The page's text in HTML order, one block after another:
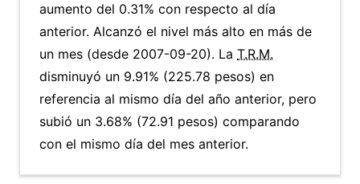
aumento del 0.31% con respecto al día
anterior. Alcanzó el nivel más alto en más de
un mes (desde 2007-09-20). La T.R.M.
disminuyó un 9.91% (225.78 pesos) en
referencia al mismo día del año anterior, pero
subió un 3.68% (72.91 pesos) comparando
con el mismo día del mes anterior.